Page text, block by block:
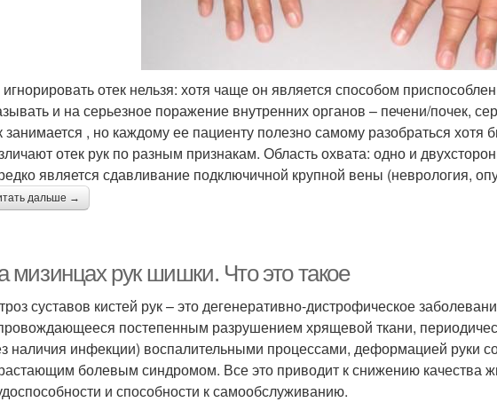
отек нельзя: хотя чаще он является способом
и на серьезное поражение внутренних органов – печени/почек,
занимается , но каждому ее пациенту полезно самому разобраться хотя
отек рук по разным признакам. Область охвата: одно и
является сдавливание подключичной крупной вены (неврология,
дальше →
мизинцах рук шишки. Что это такое
суставов кистей рук – это дегенеративно-дистрофическое
постепенным разрушением хрящевой ткани,
наличия инфекции) воспалительными процессами, деформацией руки
болевым синдромом. Все это приводит к снижению качества
и способности к самообслуживанию.